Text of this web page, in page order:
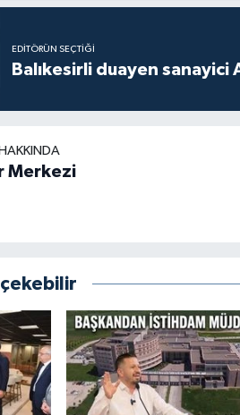
EDITÖRÜN SEÇTIĞI
Balıkesirli duayen
Merkezi